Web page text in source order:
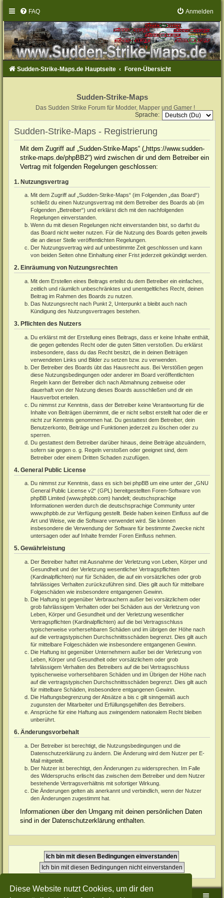
Diese Website nutzt Cookies, um dir den
FAQ Anmelden
Sudden-Strike-Maps.de Hauptseite Foren-Übersicht
Sudden-Strike-Maps
Das Sudden Strike Forum für Modder, Mapper und Gamer !
Sprache:
Sudden-Strike-Maps - Registrierung
Mit dem Zugriff auf „Sudden-Strike-Maps“ („https://www.sudden-
strike-maps.de/phpBB2“) wird zwischen dir und dem Betreiber ein
Vertrag mit folgenden Regelungen geschlossen:
1. Nutzungsvertrag
Mit dem Zugriff auf „Sudden-Strike-Maps“ (im Folgenden „das Board“)
schließt du einen Nutzungsvertrag mit dem Betreiber des Boards ab (im
Folgenden „Betreiber“) und erklärst dich mit den nachfolgenden
Regelungen einverstanden.
Wenn du mit diesen Regelungen nicht einverstanden bist, so darfst du
das Board nicht weiter nutzen. Für die Nutzung des Boards gelten jeweils
die an dieser Stelle veröffentlichten Regelungen.
Der Nutzungsvertrag wird auf unbestimmte Zeit geschlossen und kann
von beiden Seiten ohne Einhaltung einer Frist jederzeit gekündigt werden.
2. Einräumung von Nutzungsrechten
Mit dem Erstellen eines Beitrags erteilst du dem Betreiber ein einfaches,
zeitlich und räumlich unbeschränktes und unentgeltliches Recht, deinen
Beitrag im Rahmen des Boards zu nutzen.
Das Nutzungsrecht nach Punkt 2, Unterpunkt a bleibt auch nach
Kündigung des Nutzungsvertrages bestehen.
3. Pflichten des Nutzers
Du erklärst mit der Erstellung eines Beitrags, dass er keine Inhalte enthält,
die gegen geltendes Recht oder die guten Sitten verstoßen. Du erklärst
insbesondere, dass du das Recht besitzt, die in deinen Beiträgen
verwendeten Links und Bilder zu setzen bzw. zu verwenden.
Der Betreiber des Boards übt das Hausrecht aus. Bei Verstößen gegen
diese Nutzungsbedingungen oder anderer im Board veröffentlichten
Regeln kann der Betreiber dich nach Abmahnung zeitweise oder
dauerhaft von der Nutzung dieses Boards ausschließen und dir ein
Hausverbot erteilen.
Du nimmst zur Kenntnis, dass der Betreiber keine Verantwortung für die
Inhalte von Beiträgen übernimmt, die er nicht selbst erstellt hat oder die er
nicht zur Kenntnis genommen hat. Du gestattest dem Betreiber, dein
Benutzerkonto, Beiträge und Funktionen jederzeit zu löschen oder zu
sperren.
Du gestattest dem Betreiber darüber hinaus, deine Beiträge abzuändern,
sofern sie gegen o. g. Regeln verstoßen oder geeignet sind, dem
Betreiber oder einem Dritten Schaden zuzufügen.
4. General Public License
Du nimmst zur Kenntnis, dass es sich bei phpBB um eine unter der „GNU
General Public License v2“ (GPL) bereitgestellten Foren-Software von
phpBB Limited (www.phpbb.com) handelt; deutschsprachige
Informationen werden durch die deutschsprachige Community unter
www.phpbb.de zur Verfügung gestellt. Beide haben keinen Einfluss auf die
Art und Weise, wie die Software verwendet wird. Sie können
insbesondere die Verwendung der Software für bestimmte Zwecke nicht
untersagen oder auf Inhalte fremder Foren Einfluss nehmen.
5. Gewährleistung
Der Betreiber haftet mit Ausnahme der Verletzung von Leben, Körper und
Gesundheit und der Verletzung wesentlicher Vertragspflichten
(Kardinalpflichten) nur für Schäden, die auf ein vorsätzliches oder grob
fahrlässiges Verhalten zurückzuführen sind. Dies gilt auch für mittelbare
Folgeschäden wie insbesondere entgangenen Gewinn.
Die Haftung ist gegenüber Verbrauchern außer bei vorsätzlichem oder
grob fahrlässigem Verhalten oder bei Schäden aus der Verletzung von
Leben, Körper und Gesundheit und der Verletzung wesentlicher
Vertragspflichten (Kardinalpflichten) auf die bei Vertragsschluss
typischerweise vorhersehbaren Schäden und im übrigen der Höhe nach
auf die vertragstypischen Durchschnittsschäden begrenzt. Dies gilt auch
für mittelbare Folgeschäden wie insbesondere entgangenen Gewinn.
Die Haftung ist gegenüber Unternehmern außer bei der Verletzung von
Leben, Körper und Gesundheit oder vorsätzlichem oder grob
fahrlässigem Verhalten des Betreibers auf die bei Vertragsschluss
typischerweise vorhersehbaren Schäden und im Übrigen der Höhe nach
auf die vertragstypischen Durchschnittsschäden begrenzt. Dies gilt auch
für mittelbare Schäden, insbesondere entgangenen Gewinn.
Die Haftungsbegrenzung der Absätze a bis c gilt sinngemäß auch
zugunsten der Mitarbeiter und Erfüllungsgehilfen des Betreibers.
Ansprüche für eine Haftung aus zwingendem nationalem Recht bleiben
unberührt.
6. Änderungsvorbehalt
Der Betreiber ist berechtigt, die Nutzungsbedingungen und die
Datenschutzerklärung zu ändern. Die Änderung wird dem Nutzer per E-
Mail mitgeteilt.
Der Nutzer ist berechtigt, den Änderungen zu widersprechen. Im Falle
des Widerspruchs erlischt das zwischen dem Betreiber und dem Nutzer
bestehende Vertragsverhältnis mit sofortiger Wirkung.
Die Änderungen gelten als anerkannt und verbindlich, wenn der Nutzer
den Änderungen zugestimmt hat.
Informationen über den Umgang mit deinen persönlichen Daten
sind in der Datenschutzerklärung enthalten.
Sudden-Strike-Maps.de Hauptseite Foren-Übersicht